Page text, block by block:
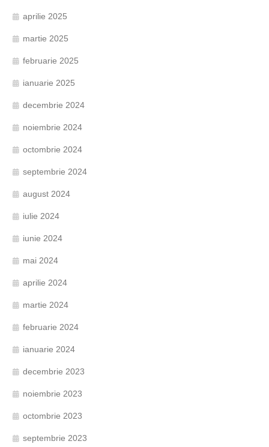
aprilie 2025
martie 2025
februarie 2025
ianuarie 2025
decembrie 2024
noiembrie 2024
octombrie 2024
septembrie 2024
august 2024
iulie 2024
iunie 2024
mai 2024
aprilie 2024
martie 2024
februarie 2024
ianuarie 2024
decembrie 2023
noiembrie 2023
octombrie 2023
septembrie 2023